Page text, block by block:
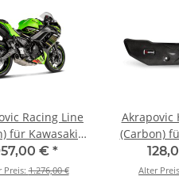
Racing Line
für Kawasaki
2017 > 2026
AFCRT/1)
€ *
Preis:1.276,00 €
Akrapovic
(Carbon)
Z900 - BJ.
(P-
Alter